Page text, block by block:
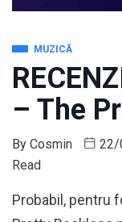
MUZICĂ
– The
By Cosmin 22/
Read
Probabil, pentru